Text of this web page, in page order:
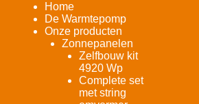
Home
De Warmtepomp
Onze producten
Zonnepanelen
Zelfbouw kit
4920 Wp
Complete set
met string